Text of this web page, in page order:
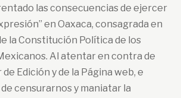
las consecuencias de ejercer
en Oaxaca, consagrada en
la Constitución Política de los
Al atentar en contra de
Edición y de la Página web, e
censurarnos y maniatar la